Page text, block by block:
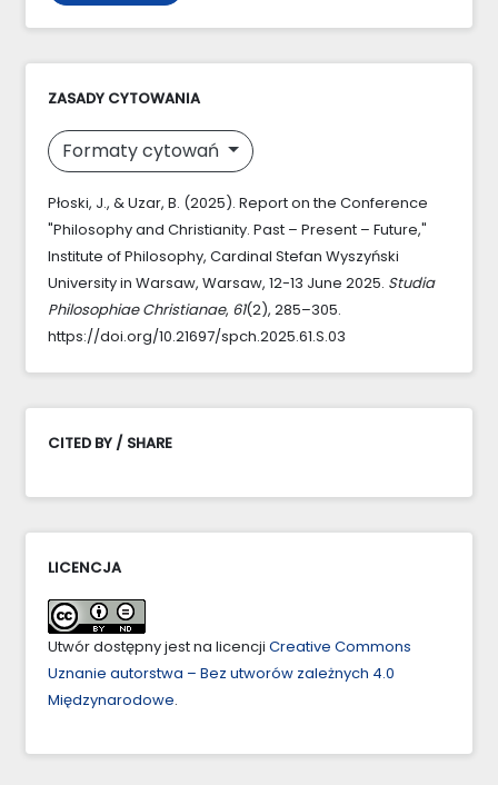
ZASADY CYTOWANIA
Formaty cytowań
Płoski, J., & Uzar, B. (2025). Report on the Conference
"Philosophy and Christianity. Past – Present – Future,"
Institute of Philosophy, Cardinal Stefan Wyszyński
University in Warsaw, Warsaw, 12-13 June 2025. Studia
Philosophiae Christianae, 61(2), 285–305.
https://doi.org/10.21697/spch.2025.61.S.03
CITED BY / SHARE
LICENCJA
Utwór dostępny jest na licencji Creative Commons
Uznanie autorstwa – Bez utworów zależnych 4.0
Międzynarodowe.